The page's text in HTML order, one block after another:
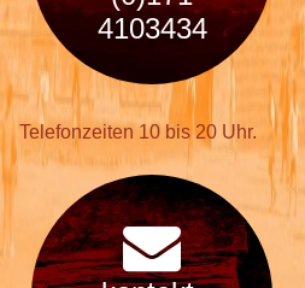
4103434
Telefonzeiten 10 bis 20 Uhr.